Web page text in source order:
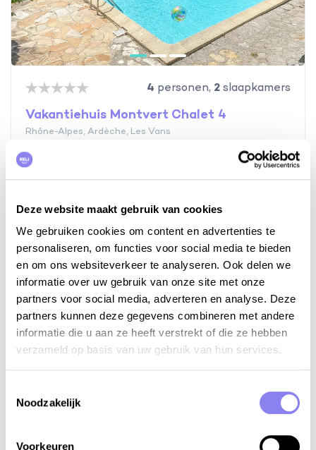
Deze website maakt gebruik van cookies
We gebruiken cookies om content en advertenties te
personaliseren, om functies voor social media te bieden
en om ons websiteverkeer te analyseren. Ook delen we
informatie over uw gebruik van onze site met onze
partners voor social media, adverteren en analyse. Deze
partners kunnen deze gegevens combineren met andere
informatie die u aan ze heeft verstrekt of die ze hebben
verzameld op basis van uw gebruik van hun services.
Noodzakelijk
Voorkeuren
4 personen, 2slaapkamers
Vakantiehuis Montvert Chalet 4
Rhône-Alpes, Ardèche, Les Vans
v.a. €485 tot €950 per week